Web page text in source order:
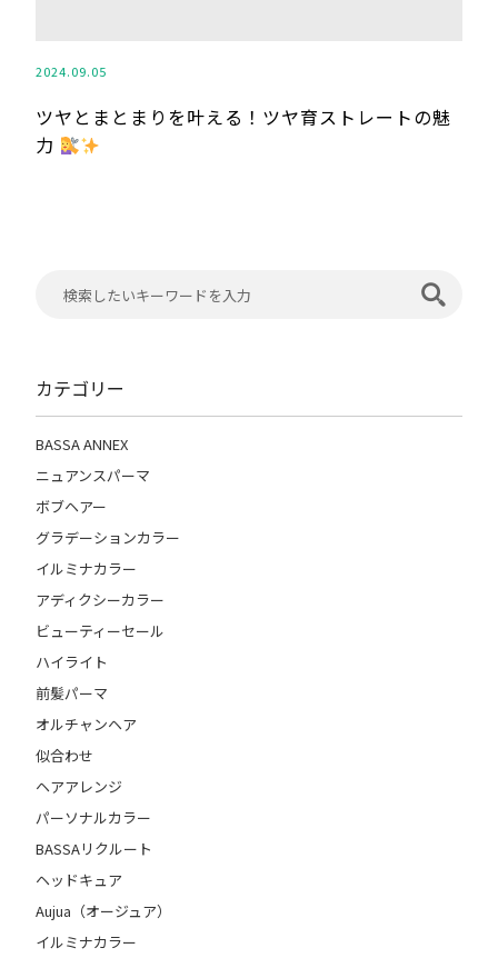
2024.09.05
ツヤとまとまりを叶える！ツヤ育ストレートの魅
力
カテゴリー
BASSA ANNEX
ニュアンスパーマ
ボブヘアー
グラデーションカラー
イルミナカラー
アディクシーカラー
ビューティーセール
ハイライト
前髪パーマ
オルチャンヘア
似合わせ
ヘアアレンジ
パーソナルカラー
BASSAリクルート
ヘッドキュア
Aujua（オージュア）
イルミナカラー